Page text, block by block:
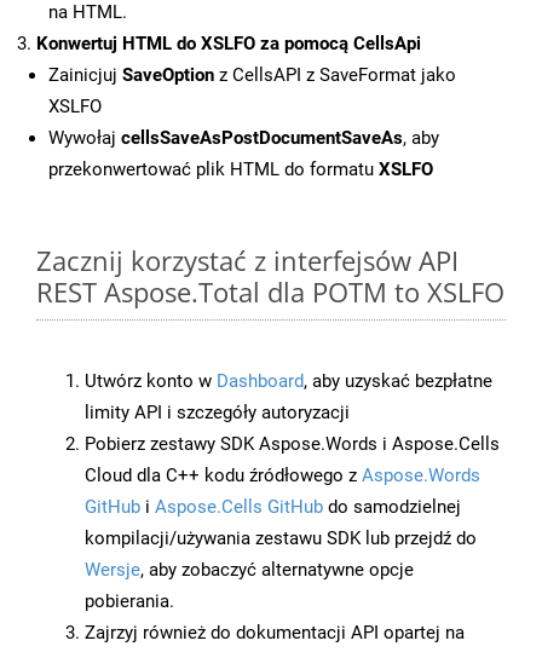
na HTML.
Konwertuj HTML do XSLFO za pomocą CellsApi
Zainicjuj SaveOption z CellsAPI z SaveFormat jako
XSLFO
Wywołaj cellsSaveAsPostDocumentSaveAs, aby
przekonwertować plik HTML do formatu XSLFO
Zacznij korzystać z interfejsów API
REST Aspose.Total dla POTM to XSLFO
Utwórz konto w Dashboard, aby uzyskać bezpłatne
limity API i szczegóły autoryzacji
Pobierz zestawy SDK Aspose.Words i Aspose.Cells
Cloud dla C++ kodu źródłowego z Aspose.Words
GitHub i Aspose.Cells GitHub do samodzielnej
kompilacji/używania zestawu SDK lub przejdź do
Wersje, aby zobaczyć alternatywne opcje
pobierania.
Zajrzyj również do dokumentacji API opartej na